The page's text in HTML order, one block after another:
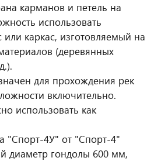
карманов и петель на
использовать
каркас, изготовляемый на
(деревянных
для прохождения рек
включительно.
использовать как
"Спорт-4У" от "Спорт-4"
диаметр гондолы 600 мм,